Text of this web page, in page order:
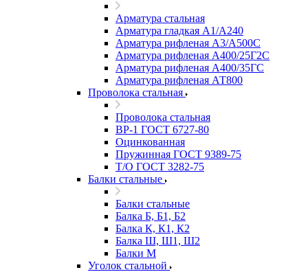
Арматура стальная
Арматура гладкая А1/А240
Арматура рифленая А3/А500С
Арматура рифленая А400/25Г2С
Арматура рифленая А400/35ГС
Арматура рифленая АТ800
Проволока стальная
Проволока стальная
ВР-1 ГОСТ 6727-80
Оцинкованная
Пружинная ГОСТ 9389-75
Т/О ГОСТ 3282-75
Балки стальные
Балки стальные
Балка Б, Б1, Б2
Балка К, К1, К2
Балка Ш, Ш1, Ш2
Балки М
Уголок стальной